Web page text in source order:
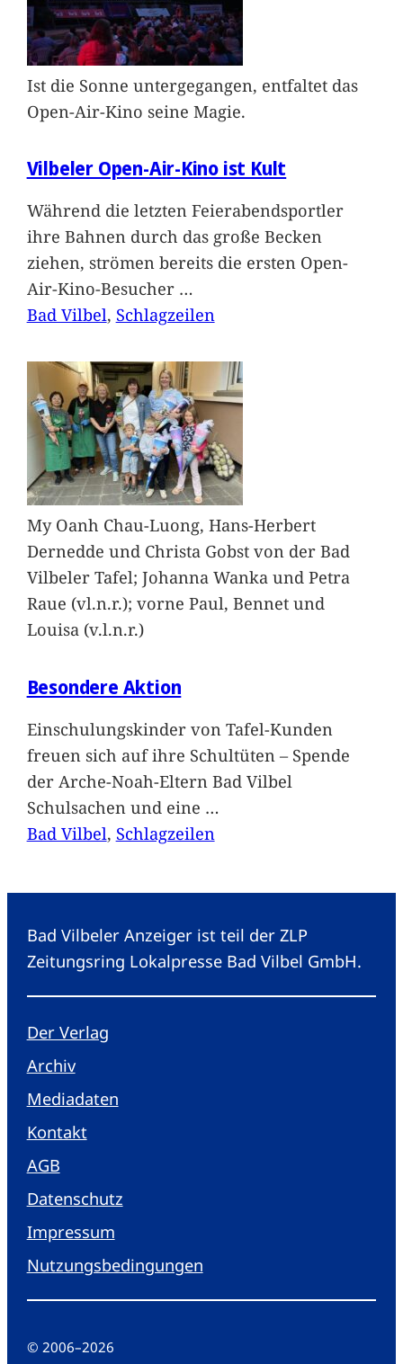
Ist die Sonne untergegangen, entfaltet das
Open-Air-Kino seine Magie.
Vilbeler Open-Air-Kino ist Kult
Während die letzten Feierabendsportler
ihre Bahnen durch das große Becken
ziehen, strömen bereits die ersten Open-
Air-Kino-Besucher …
Bad Vilbel, Schlagzeilen
My Oanh Chau-Luong, Hans-Herbert
Dernedde und Christa Gobst von der Bad
Vilbeler Tafel; Johanna Wanka und Petra
Raue (vl.n.r.); vorne Paul, Bennet und
Louisa (v.l.n.r.)
Besondere Aktion
Einschulungskinder von Tafel-Kunden
freuen sich auf ihre Schultüten – Spende
der Arche-Noah-Eltern Bad Vilbel
Schulsachen und eine …
Bad Vilbel, Schlagzeilen
Bad Vilbeler Anzeiger ist teil der ZLP
Zeitungsring Lokalpresse Bad Vilbel GmbH.
Der Verlag
Archiv
Mediadaten
Kontakt
AGB
Datenschutz
Impressum
Nutzungsbedingungen
© 2006–2026